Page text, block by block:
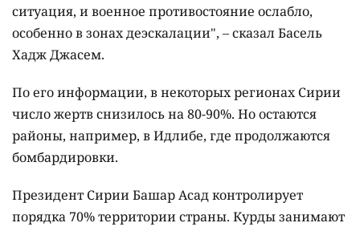
ситуация, и военное противостояние ослабло,
особенно в зонах деэскалации", – сказал Басель
Хадж Джасем.
По его информации, в некоторых регионах Сирии
число жертв снизилось на 80-90%. Но остаются
районы, например, в Идлибе, где продолжаются
бомбардировки.
Президент Сирии Башар Асад контролирует
порядка 70% территории страны. Курды занимают